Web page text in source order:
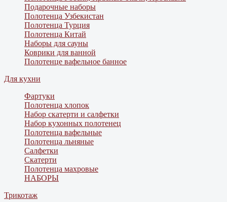
Подарочные наборы
Полотенца Узбекистан
Полотенца Турция
Полотенца Китай
Наборы для сауны
Коврики для ванной
Полотенце вафельное банное
Для кухни
Фартуки
Полотенца хлопок
Набор скатерти и салфетки
Набор кухонных полотенец
Полотенца вафельные
Полотенца льняные
Салфетки
Скатерти
Полотенца махровые
НАБОРЫ
Трикотаж